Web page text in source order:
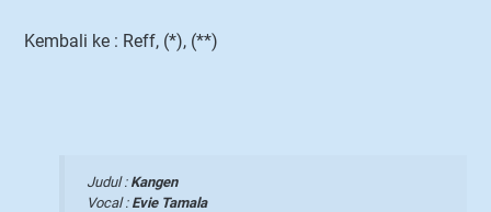
Kembali ke : Reff, (*), (**)
Judul : Kangen
Vocal : Evie Tamala